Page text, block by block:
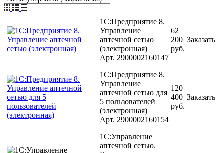
1С:Предприятие 8.
Управление
аптечной сетью
(электронная)
Арт. 2900002160147
62
200
руб.
Заказать
1С:Предприятие 8.
Управление
аптечной сетью для
5 пользователей
(электронная)
Арт. 2900002160154
120
400
руб.
Заказать
1С:Управление
аптечной сетью.